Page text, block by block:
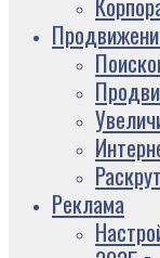
Реклама